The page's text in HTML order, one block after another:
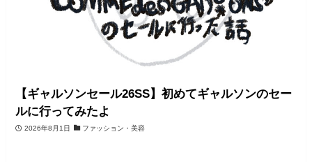
【ギャルソンセール26SS】初めてギャルソンのセー
ルに行ってみたよ
2026年8月1日 ファッション・美容